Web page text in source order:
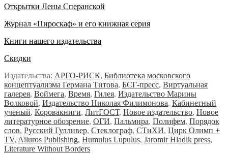
Открытки Лены Сперанской
Журнал «Пироскаф» и его книжная серия
Книги нашего издательства
Скидки
Издательства: АРГО-РИСК, Библиотека московского
концептуализма Германа Титова, БСГ-пресс, Виртуальная
галерея, Воймега, Время, Гилея, Издательство Марины
Волковой, Издательство Николая Филимонова, Кабинетный
ученый, Коровакниги, ЛитГОСТ, Новое издательство, Новое
литературное обозрение, ОГИ, Пальмира, Полифем, Порядок
слов, Русский Гулливер, Стеклограф, СТиХИ, Цирк Олимп +
TV, Ailuros Publishing, Humulus Lupulus, Jaromir Hladik press,
Literature Without Borders